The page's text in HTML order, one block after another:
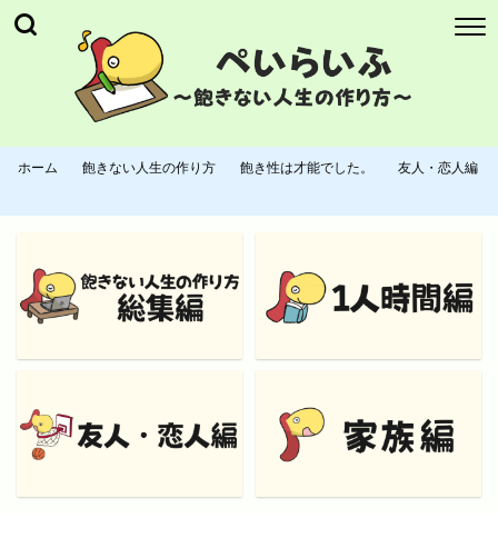
ホーム 飽きない人生の作り方 飽き性は才能でした。 友人・恋人編